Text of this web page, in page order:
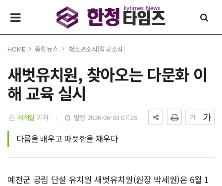
HOME 종합뉴스 청소년소식[학교소식]
새벗유치원, 찾아오는 다문화 이
해 교육 실시
채석일 기자 발행 2026-06-03 07:26
다름을 배우고 따뜻함을 채우다
예천군 공립 단설 유치원 새벗유치원(원장 박세원)은 6월 1